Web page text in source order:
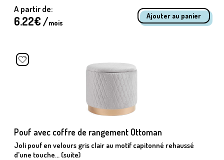
A partir de:
6.22€ /mois
Pouf avec coffre de rangement Ottoman
Joli pouf en velours gris clair au motif capitonné rehaussé
d'une touche... (suite)